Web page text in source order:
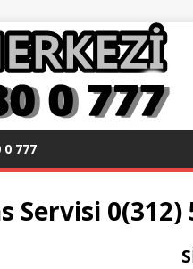
0 777
Servisi 0(312)